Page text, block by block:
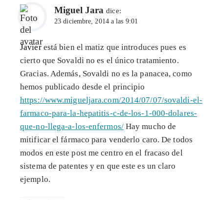
Miguel Jara dice:
23 diciembre, 2014 a las 9:01
Javierestá bien el matiz que introduces pues es
cierto que Sovaldi no es el único tratamiento.
Gracias. Además, Sovaldi no es la panacea, como
hemos publicado desde el principio
https://www.migueljara.com/2014/07/07/sovaldi-el-
farmaco-para-la-hepatitis-c-de-los-1-000-dolares-
que-no-llega-a-los-enfermos/Hay mucho de
mitificar el fármaco para venderlo caro. De todos
modos en este post me centro en el fracaso del
sistema de patentes y en que este es un claro
ejemplo.